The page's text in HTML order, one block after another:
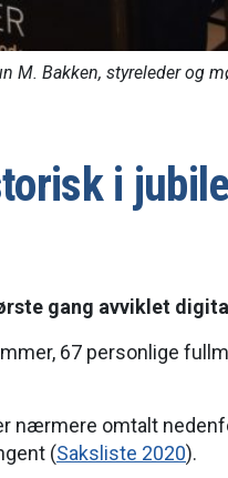
M. Bakken, styreleder og
i
gang avviklet
67 personlige
nærmere omtalt
(Saksliste 2020).